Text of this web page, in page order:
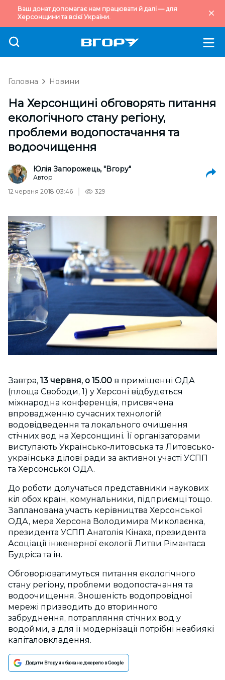
Ваш донат допомагає нам працювати й далі — для
Херсонщини та всієї України.
Головна Новини
На Херсонщині обговорять питання
екологічного стану регіону,
проблеми водопостачання та
водоочищення
Юлія Запорожець, "Вгору"
Автор
12 червня 2018 03:46
329
Завтра, 13 червня, о 15.00 в приміщенні ОДА
(площа Свободи, 1) у Херсоні відбудеться
міжнародна конференція, присвячена
впровадженню сучасних технологій
водовідведення та локального очищення
стічних вод на Херсонщині. Її організаторами
виступають Українсько-литовська та Литовсько-
українська ділові ради за активної участі УСПП
та Херсонської ОДА.
До роботи долучаться представники наукових
кіл обох країн, комунальники, підприємці тощо.
Запланована участь керівництва Херсонської
ОДА, мера Херсона Володимира Миколаєнка,
президента УСПП Анатолія Кінаха, президента
Асоціації інженерної екології Литви Рімантаса
Будріса та ін.
Обговорюватимуться питання екологічного
стану регіону, проблеми водопостачання та
водоочищення. Зношеність водопровідної
мережі призводить до вторинного
забруднення, потрапляння стічних вод у
водойми, а для її модернізації потрібні неабиякі
капіталовкладення.
Додати Вгору як бажане джерело в Google